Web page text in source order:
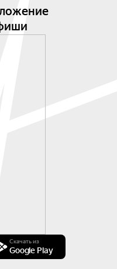
Скачать из
Google Play